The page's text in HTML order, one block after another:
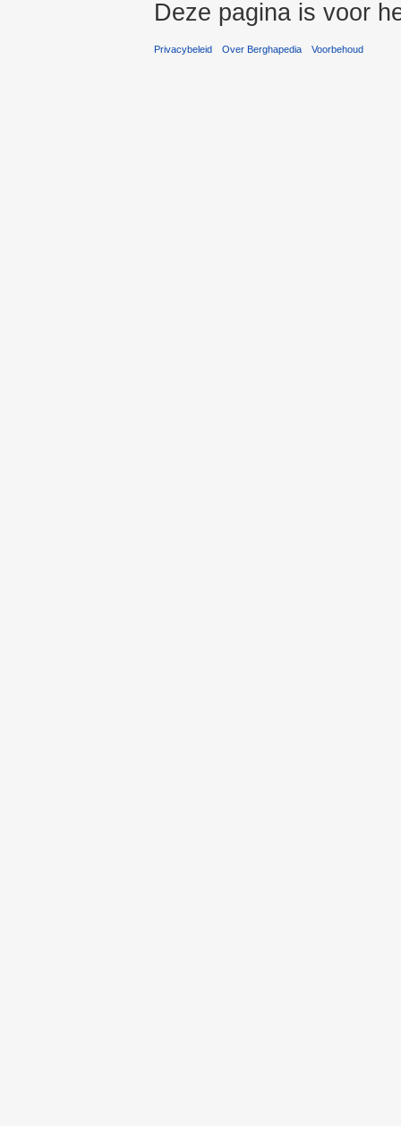
Deze pagina is voor
Privacybeleid Over Berghapedia Voorbehoud